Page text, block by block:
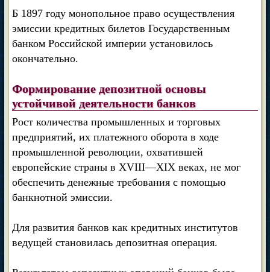
Б 1897 году монопольное право осуществления
эмиссии кредитных билетов Государственным
банком Российской империи установилось
окончательно.
Формирование депозитной основы
устойчивой деятельности банков
Рост количества промышленных и торговых
предприятий, их платежного оборота в ходе
промышленной революции, охватившей
европейские страны в XVIII—XIX веках, не мог
обеспечить денежные требования с помощью
банкнотной эмиссии.
Для развития банков как кредитных институтов
ведущей становилась депозитная операция.